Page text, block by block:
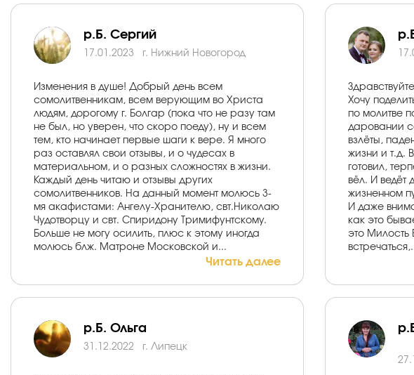
р.Б. Сергий
17.01.2023 г. Нижний Новогород
Изменения в душе! Добрый день всем
сомолитвенникам, всем верующим во Христа
людям, дорогому г. Болгар (пока что не разу там
не был, но уверен, что скоро поеду), ну и всем
тем, кто начинает первые шаги к вере. Я много
раз оставлял свои отзывы, и о чудесах в
материальном, и о разных сложностях в жизни.
Каждый день читаю и отзывы других
сомолитвенников. На данный момент молюсь 3-
мя акафистами: Ангелу-Хранителю, свт.Николаю
Чудотворцу и свт. Спиридону Тримифунтскому.
Больше не могу осилить, плюс к этому иногда
молюсь блж. Матроне Московской и...
Читать далее
Хочу
по молитве
даровании
взлёты,
жизни и т.д.
готовил,
вёл. И ведёт
жизненном
И даже
как это
это Милость
р.Б. Ольга
31.12.2022 г. Липецк